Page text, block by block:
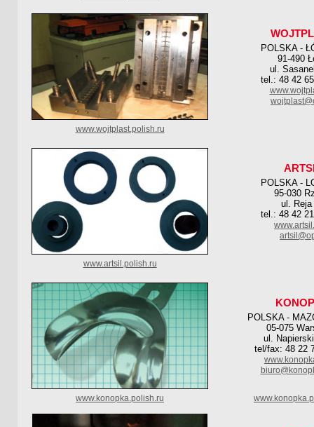
POLSKA -
91-490
ul.
tel.: 48 42
www.wojtplast.polish.ru
POLSKA -
95-030
ul. Reja
tel.: 48 42
www.artsil.polish.ru
POLSKA -
05-075
ul.
tel/fax: 48 22
www.konopka.polish.ru